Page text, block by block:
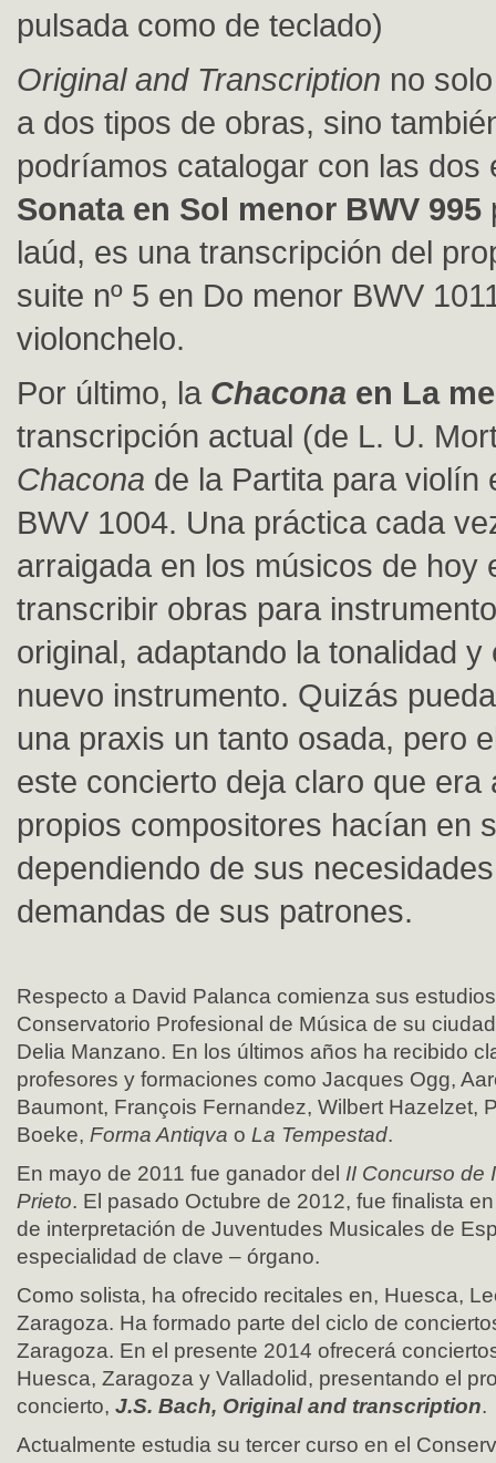
pulsada como de teclado)
Original and Transcription no
a dos tipos de obras, sino
podríamos catalogar con las dos
Sonata en Sol menor BWV 995
laúd, es una transcripción del
suite nº 5 en Do menor BWV
violonchelo.
Por último, la Chacona en La
transcripción actual (de L. U.
Chacona de la Partita para violín
BWV 1004. Una práctica cada
arraigada en los músicos de hoy
transcribir obras para
original, adaptando la tonalidad y
nuevo instrumento. Quizás
una praxis un tanto osada, pero
este concierto deja claro que era
propios compositores hacían en
dependiendo de sus
demandas de sus patrones.
Respecto a David Palanca comienza sus
Conservatorio Profesional de Música de su
Delia Manzano. En los últimos años ha recibido
profesores y formaciones como Jacques Ogg,
Baumont, François Fernandez, Wilbert Hazelzet,
Boeke, Forma Antiqva o La Tempestad.
En mayo de 2011 fue ganador del II Concurso de
Prieto. El pasado Octubre de 2012, fue finalista
de interpretación de Juventudes Musicales de
especialidad de clave – órgano.
Como solista, ha ofrecido recitales en, Huesca,
Zaragoza. Ha formado parte del ciclo de
Zaragoza. En el presente 2014 ofrecerá
Huesca, Zaragoza y Valladolid, presentando el
concierto, J.S. Bach, Original and transcription.
Actualmente estudia su tercer curso en el